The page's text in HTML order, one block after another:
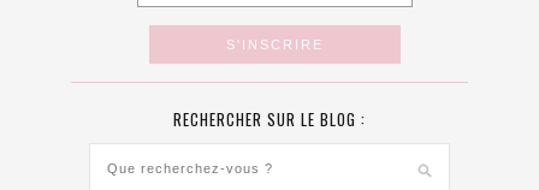
RECHERCHER SUR LE BLOG :